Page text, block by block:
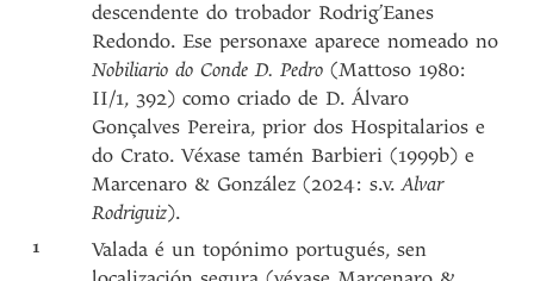
descendente do trobador Rodrig’Eanes
Redondo. Ese personaxe aparece nomeado no
Nobiliario do Conde D. Pedro (Mattoso 1980:
II/1, 392) como criado de D. Álvaro
Gonçalves Pereira, prior dos Hospitalarios e
do Crato. Véxase tamén Barbieri (1999b) e
Marcenaro & González (2024: s.v.Alvar
Rodriguiz).
1
Valada é un topónimo portugués, sen